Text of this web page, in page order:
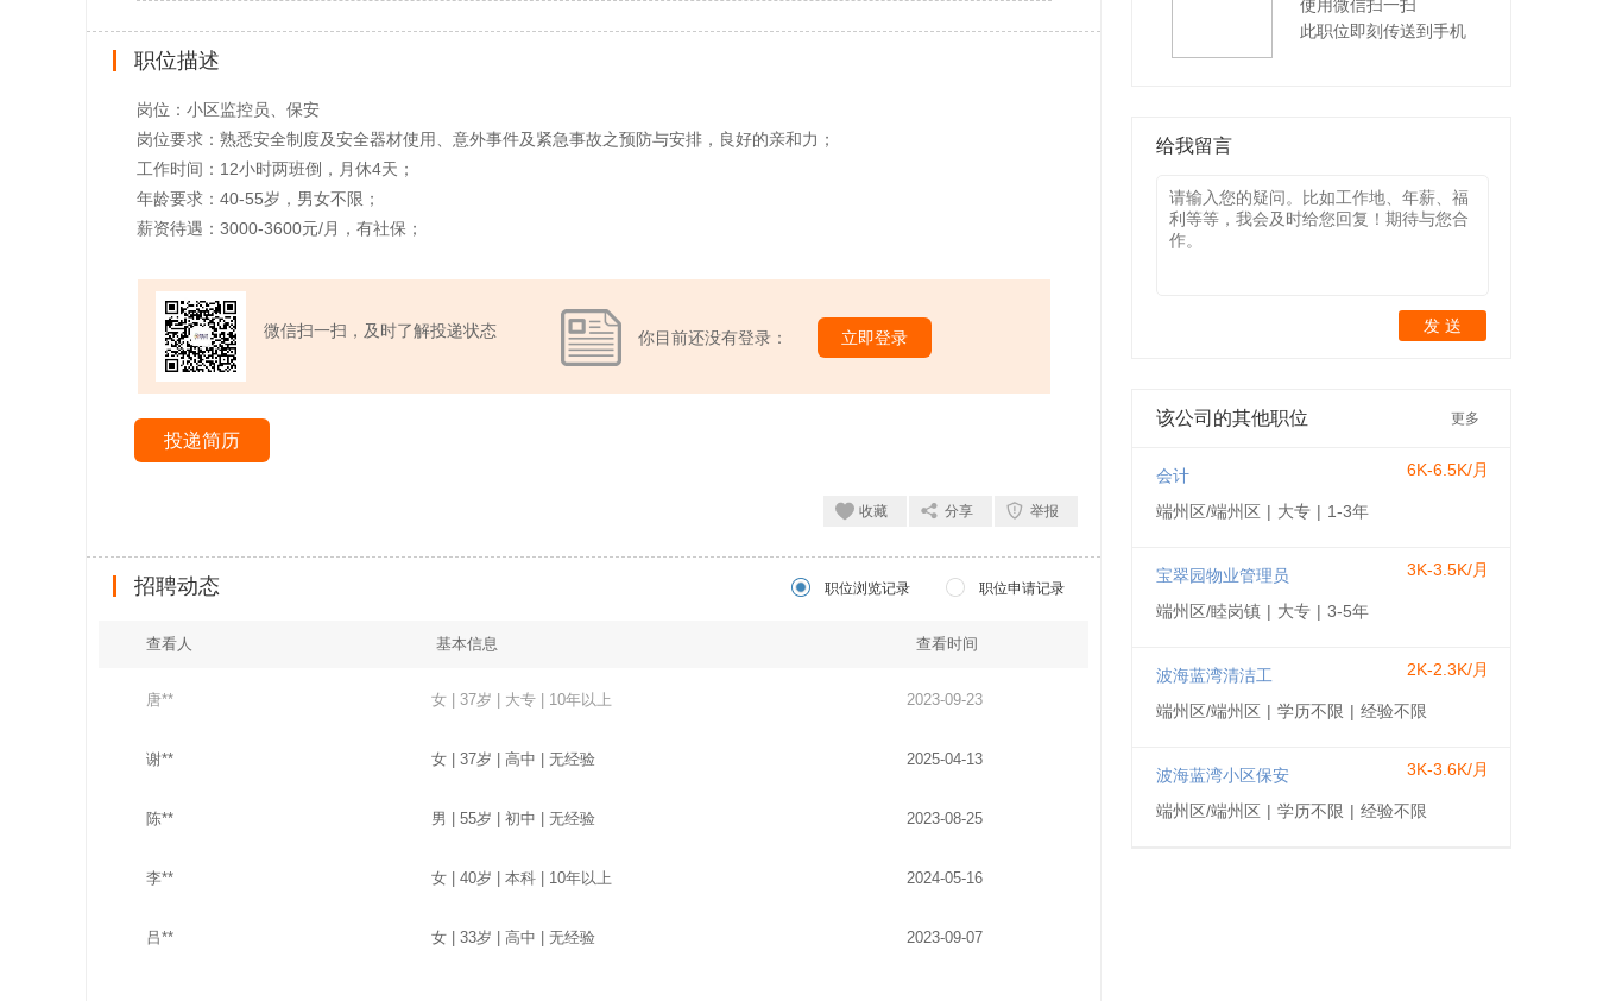
职位描述
岗位：小区监控员、保安
岗位要求：熟悉安全制度及安全器材使用、意外事件及紧急事故之预防与安排，良好的亲和力；
工作时间：12小时两班倒，月休4天；
年龄要求：40-55岁，男女不限；
薪资待遇：3000-3600元/月，有社保；
微信扫一扫，及时了解投递状态 你目前还没有登录： 立即登录
投递简历
收藏 分享 举报
招聘动态 职位申请记录
职位浏览记录
查看人 基本信息 查看时间
使用微信扫一扫
此职位即刻传送到手机
给我留言
发 送
该公司的其他职位 更多
会计 6K-6.5K/月
端州区/端州区 | 大专 | 1-3年
宝翠园物业管理员 3K-3.5K/月
端州区/睦岗镇 | 大专 | 3-5年
波海蓝湾清洁工 2K-2.3K/月
端州区/端州区 | 学历不限 | 经验不限
波海蓝湾小区保安 3K-3.6K/月
端州区/端州区 | 学历不限 | 经验不限